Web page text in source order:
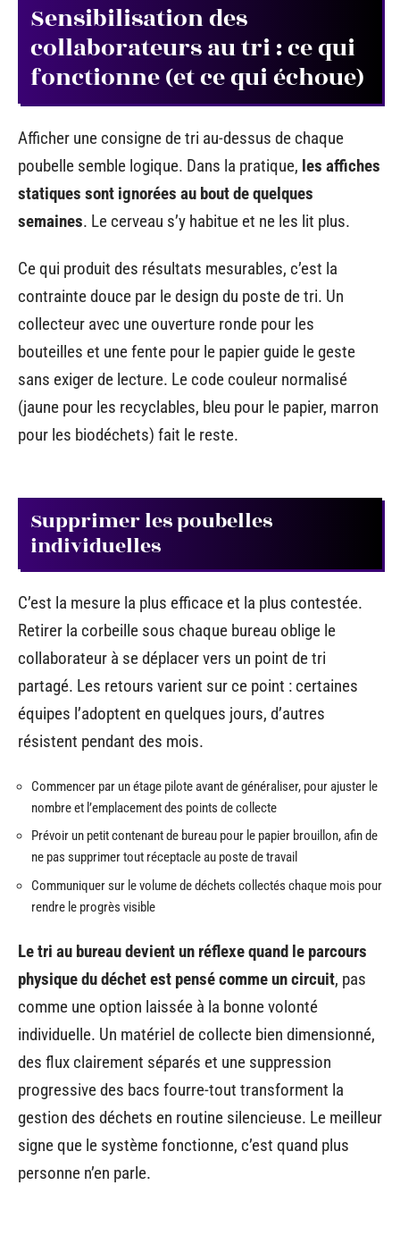
Sensibilisation des
collaborateurs au tri : ce qui
fonctionne (et ce qui échoue)
Afficher une consigne de tri au-dessus de chaque
poubelle semble logique. Dans la pratique, les affiches
statiques sont ignorées au bout de quelques
semaines. Le cerveau s’y habitue et ne les lit plus.
Ce qui produit des résultats mesurables, c’est la
contrainte douce par le design du poste de tri. Un
collecteur avec une ouverture ronde pour les
bouteilles et une fente pour le papier guide le geste
sans exiger de lecture. Le code couleur normalisé
(jaune pour les recyclables, bleu pour le papier, marron
pour les biodéchets) fait le reste.
Supprimer les poubelles
individuelles
C’est la mesure la plus efficace et la plus contestée.
Retirer la corbeille sous chaque bureau oblige le
collaborateur à se déplacer vers un point de tri
partagé. Les retours varient sur ce point : certaines
équipes l’adoptent en quelques jours, d’autres
résistent pendant des mois.
Commencer par un étage pilote avant de généraliser, pour ajuster le
nombre et l’emplacement des points de collecte
Prévoir un petit contenant de bureau pour le papier brouillon, afin de
ne pas supprimer tout réceptacle au poste de travail
Communiquer sur le volume de déchets collectés chaque mois pour
rendre le progrès visible
Le tri au bureau devient un réflexe quand le parcours
physique du déchet est pensé comme un circuit, pas
comme une option laissée à la bonne volonté
individuelle. Un matériel de collecte bien dimensionné,
des flux clairement séparés et une suppression
progressive des bacs fourre-tout transforment la
gestion des déchets en routine silencieuse. Le meilleur
signe que le système fonctionne, c’est quand plus
personne n’en parle.